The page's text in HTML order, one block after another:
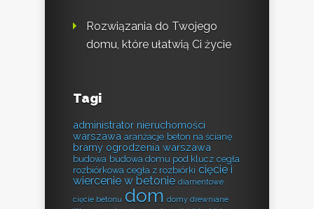
Rozwiązania do Twojego
domu, które ułatwią Ci życie
Tagi
administrator nieruchomości
warszawa aranżacje beton na ścianę
bramy ogrodzenia warszawa
budowa budowa domu pod klucz cegła
rozbiórkowa cegła z rozbiórki cięcie i
wiercenie w betonie diamentowe
cięcie betonu dom domy drewniane